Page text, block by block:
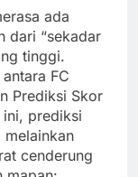
ada
dari “sekadar
tinggi.
FC
Prediksi Skor
prediksi
melainkan
cenderung